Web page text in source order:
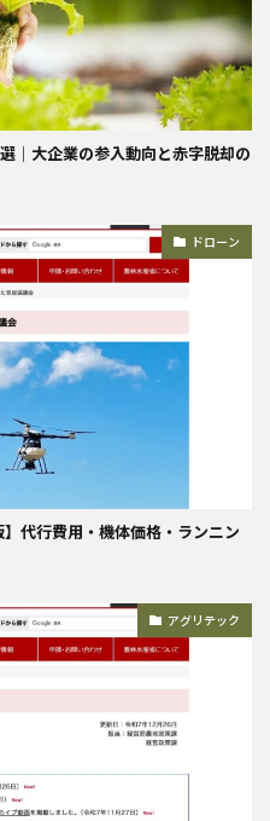
｜大企業の参入動向と赤字脱却の
ドローン
代行費用・機体価格・ランニン
アグリテック